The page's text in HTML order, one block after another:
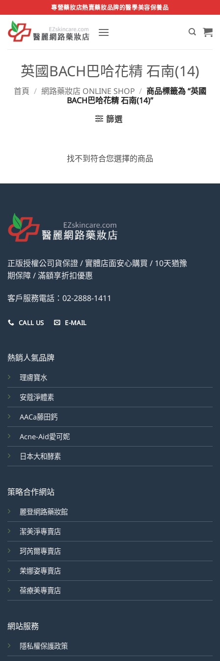
to
content
專營藥妝店熱賣藥妝品牌的醫學美容保養品
英國BACH巴哈花精 石南(14)
首頁 / 網路藥妝店 ONLINE SHOP / 商品標籤為 “英國
BACH巴哈花精 石南(14)”
篩選
找不到符合您選擇的商品
正版授權公司貨保證 / 實體店面安心購買 / 10天猶豫
期保障 / 滿額享折扣優惠
客戶服務電話：02-2888-1411
CALL US E-MAIL
熱銷人氣品牌
理膚寶水
安蔻淨體素
AACa藤田鈣
Acne-Aid愛可妮
日本大和酵素
策略合作網站
麗登網路藥妝館
潔美淨專賣店
珂芮爾專賣店
茉娜姿專賣店
葆療美專賣店
網站服務
隱私權保護政策